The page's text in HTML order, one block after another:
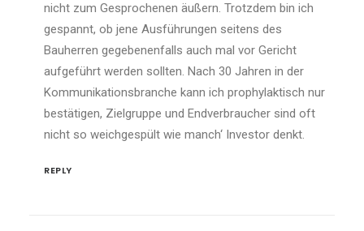
nicht zum Gesprochenen äußern. Trotzdem bin ich
gespannt, ob jene Ausführungen seitens des
Bauherren gegebenenfalls auch mal vor Gericht
aufgeführt werden sollten. Nach 30 Jahren in der
Kommunikationsbranche kann ich prophylaktisch nur
bestätigen, Zielgruppe und Endverbraucher sind oft
nicht so weichgespült wie manch‘ Investor denkt.
REPLY